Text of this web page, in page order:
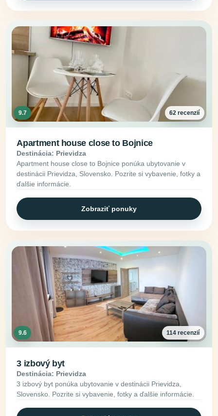
9.7 62 recenzií
Apartment house close to Bojnice
Destinácia: Prievidza
Apartment house close to Bojnice ponúka ubytovanie v
destinácii Prievidza, Slovensko. Pozrite si vybavenie, fotky a
ďalšie informácie.
Zobraziť ponuky
9.6 114 recenzií
3 izbový byt
Destinácia: Prievidza
3 izbový byt ponúka ubytovanie v destinácii Prievidza,
Slovensko. Pozrite si vybavenie, fotky a ďalšie informácie.